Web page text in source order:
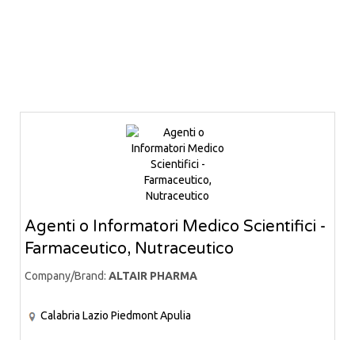
Agenti o Informatori Medico Scientifici -
Farmaceutico, Nutraceutico
Company/Brand: ALTAIR PHARMA
Calabria Lazio PiedmontApulia